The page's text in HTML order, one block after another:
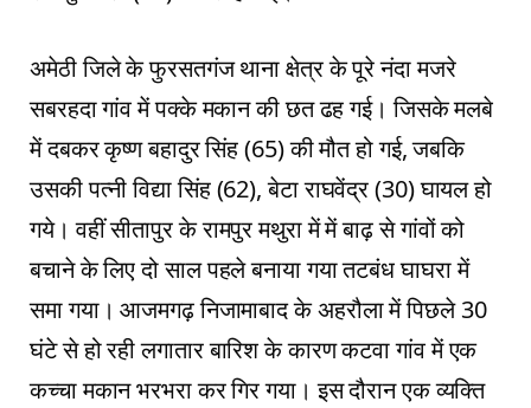
अमेठी जिले के फुरसतगंज थाना क्षेत्र के पूरे नंदा मजरे
सबरहदा गांव में पक्के मकान की छत ढह गई। जिसके मलबे
में दबकर कृष्ण बहादुर सिंह (65) की मौत हो गई, जबकि
उसकी पत्नी विद्या सिंह (62), बेटा राघवेंद्र (30) घायल हो
गये। वहीं सीतापुर के रामपुर मथुरा में में बाढ़ से गांवों को
बचाने के लिए दो साल पहले बनाया गया तटबंध घाघरा में
समा गया। आजमगढ़ निजामाबाद के अहरौला में पिछले 30
घंटे से हो रही लगातार बारिश के कारण कटवा गांव में एक
कच्चा मकान भरभरा कर गिर गया। इस दौरान एक व्यक्ति